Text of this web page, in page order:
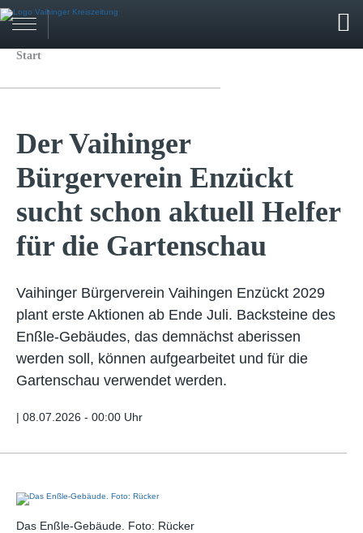
Start
Der Vaihinger
Bürgerverein Enzückt
sucht schon aktuell Helfer
für die Gartenschau
Vaihinger Bürgerverein Vaihingen Enzückt 2029
plant erste Aktionen ab Ende Juli. Backsteine des
Enßle-Gebäudes, das demnächst aberissen
werden soll, können aufgearbeitet und für die
Gartenschau verwendet werden.
| 08.07.2026 - 00:00 Uhr
Das Enßle-Gebäude. Foto: Rücker